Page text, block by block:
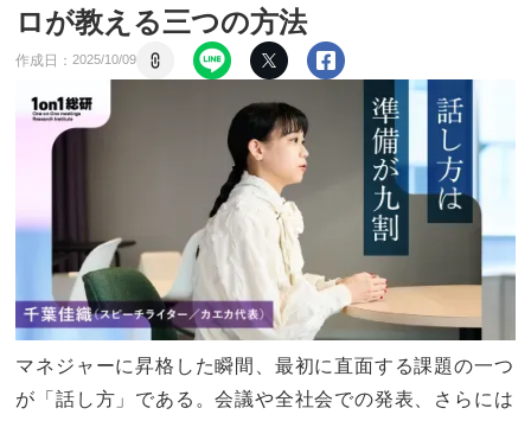
ロが教える三つの方法
作成日：2025/10/09
マネジャーに昇格した瞬間、最初に直面する課題の一つ
が「話し方」である。会議や全社会での発表、さらには